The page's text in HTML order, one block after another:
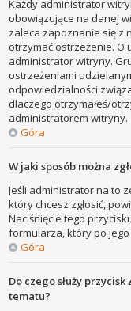
Każdy administrator
obowiązujące na danej
zaleca zapoznanie się z
otrzymać ostrzeżenie.
administrator witryny.
ostrzeżeniami
odpowiedzialności
dlaczego otrzymałeś/
administratorem witryny.
Góra
W jaki sposób można
Jeśli administrator na to
który chcesz zgłosić,
Naciśnięcie tego
formularza, który po jego
Góra
Do czego służy przycisk
tematu?